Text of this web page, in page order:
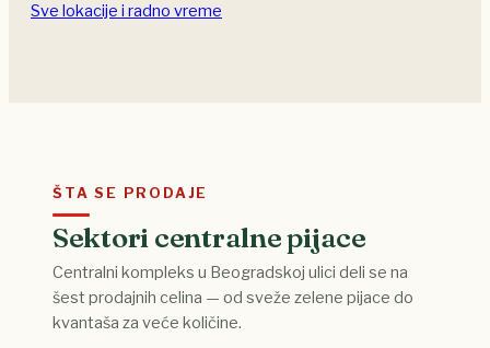
Sve lokacije i radno vreme
ŠTA SE PRODAJE
Sektori centralne pijace
Centralni kompleks u Beogradskoj ulici deli se na
šest prodajnih celina — od sveže zelene pijace do
kvantaša za veće količine.